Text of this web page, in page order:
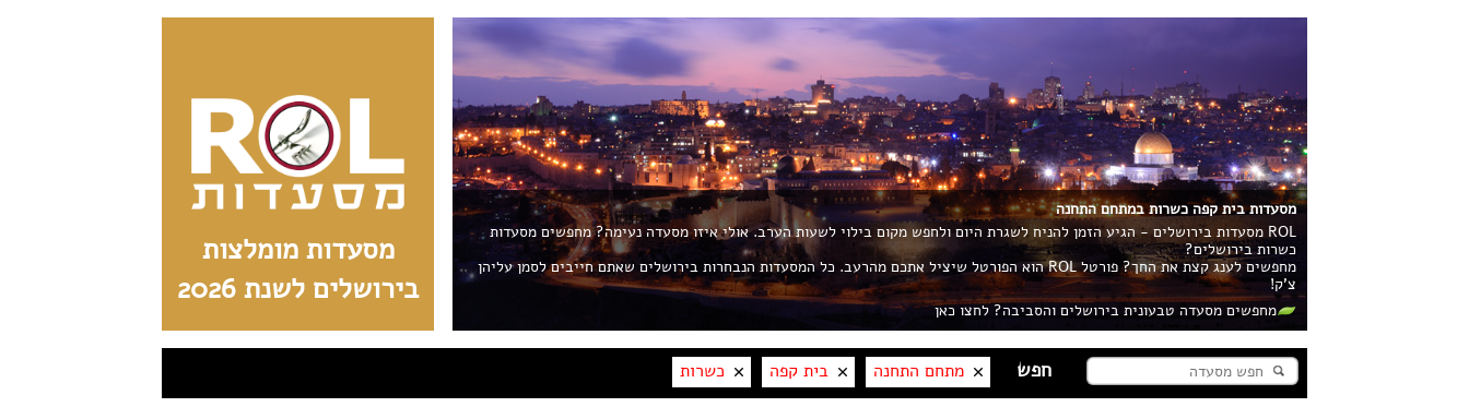
מסעדות מומלצות
בירושלים לשנת 2026
מסעדות בית קפה כשרות במתחם התחנה
ROL מסעדות בירושלים - הגיע הזמן להניח לשגרת היום ולחפש מקום בילוי לשעות הערב. אולי איזו מסעדה נעימה? מחפשים מסעדות
כשרות בירושלים?
מחפשים לענג קצת את החך? פורטל ROL הוא הפורטל שיציל אתכם מהרעב. כל המסעדות הנבחרות בירושלים שאתם חייבים לסמן עליהן
צ'ק!
מחפשים מסעדה טבעונית בירושלים והסביבה? לחצו כאן
מתחם התחנה בית קפה כשרות